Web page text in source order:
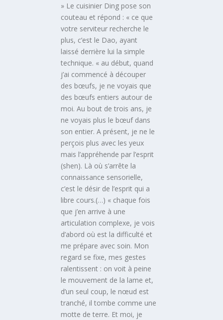
» Le cuisinier Ding pose son
couteau et répond : « ce que
votre serviteur recherche le
plus, c’est le Dao, ayant
laissé derrière lui la simple
technique. « au début, quand
j’ai commencé à découper
des bœufs, je ne voyais que
des bœufs entiers autour de
moi. Au bout de trois ans, je
ne voyais plus le bœuf dans
son entier. A présent, je ne le
perçois plus avec les yeux
mais l’appréhende par l’esprit
(shen). Là où s’arrête la
connaissance sensorielle,
c’est le désir de l’esprit qui a
libre cours.(…) « chaque fois
que j’en arrive à une
articulation complexe, je vois
d’abord où est la difficulté et
me prépare avec soin. Mon
regard se fixe, mes gestes
ralentissent : on voit à peine
le mouvement de la lame et,
d’un seul coup, le nœud est
tranché, il tombe comme une
motte de terre. Et moi, je